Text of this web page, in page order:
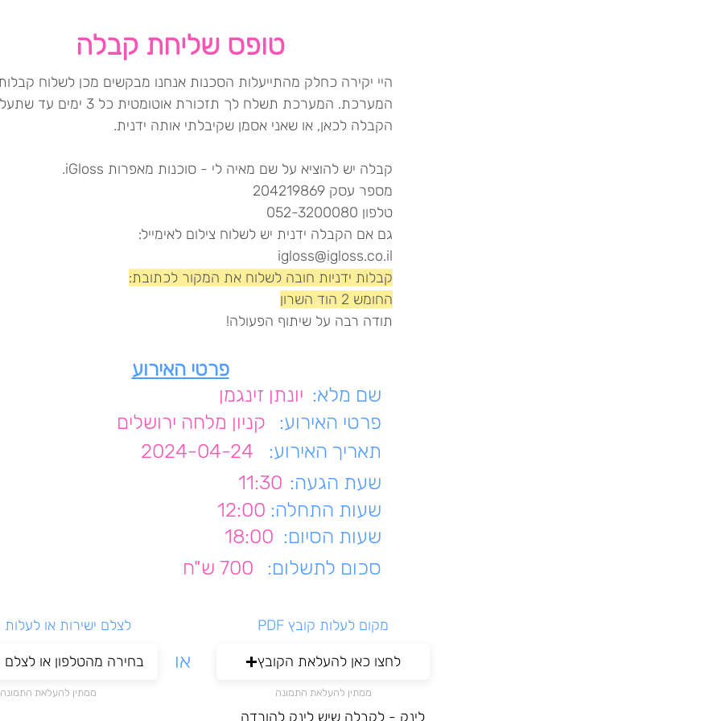
טופס שליחת קבלה
היי יקירה כחלק מהתייעלות הסכנות אנחנו מבקשים מכן לשלוח
המערכת. המערכת תשלח לך תזכורת אוטומטית כל 3
הקבלה לכאן, או שאני אסמן שקיבלתי אותה ידנית.
קבלה יש להוציא על שם מאיה לי - סוכנות מאפרות iGloss.
מספר עסק 204219869
טלפון 052-3200080
גם אם הקבלה ידנית יש לשלוח צילום לאימייל:
igloss@igloss.co.il
קבלות ידניות חובה לשלוח את המקור לכתובת:
החומש 2 הוד השרון
תודה רבה על שיתוף הפעולה!
פרטי האירוע
שם מלא: יונתן זינגמן
קניון מלחה ירושלים
פרטי האירוע:
2024-04-24
תאריך האירוע:
11:30 שעת הגעה:
12:00 שעות התחלה:
18:00 שעות הסיום:
700 ש"ח
סכום לתשלום:
לצלם ישירות או
בחירה מהטלפון או לצלם
ממתין להעלאת התמונה
או
מקום לעלות קובץ PDF
לחצו כאן להעלאת הקובץ
ממתין להעלאת התמונה
לינק - לקבלה שיש לינק להורדה